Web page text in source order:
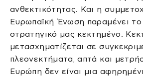
ανθεκτικότητας. Και η
Ευρωπαϊκή Ένωση παραμένει
στρατηγικό μας κεκτημένο.
μετασχηματίζεται σε
πλεονεκτήματα, απτά και
Ευρώπη δεν είναι μια